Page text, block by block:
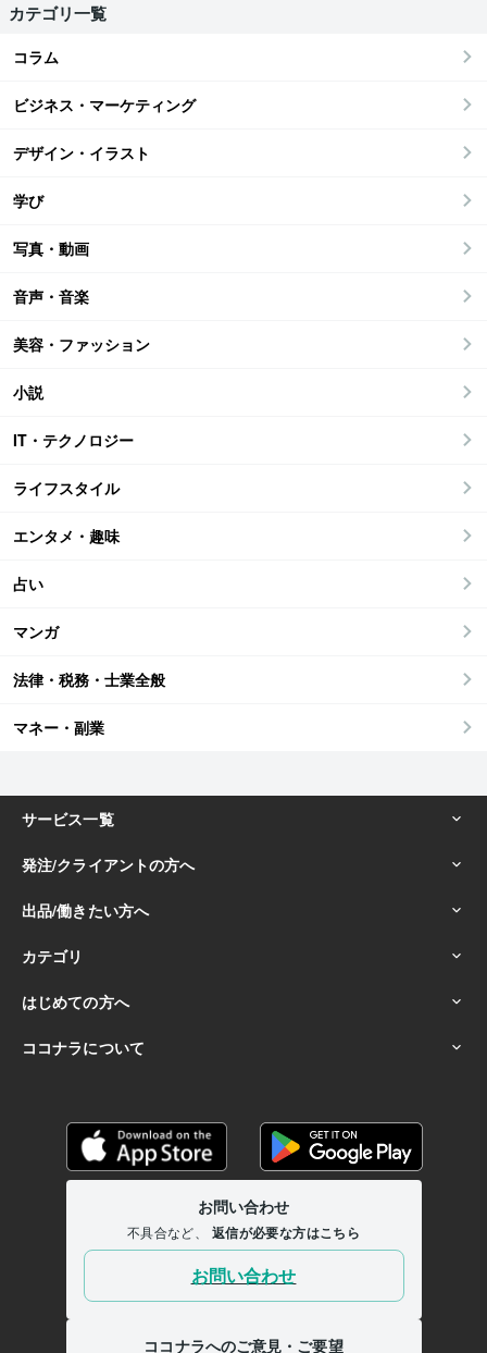
カテゴリ一覧
コラム
ビジネス・マーケティング
デザイン・イラスト
学び
写真・動画
音声・音楽
美容・ファッション
小説
IT・テクノロジー
ライフスタイル
エンタメ・趣味
占い
マンガ
法律・税務・士業全般
マネー・副業